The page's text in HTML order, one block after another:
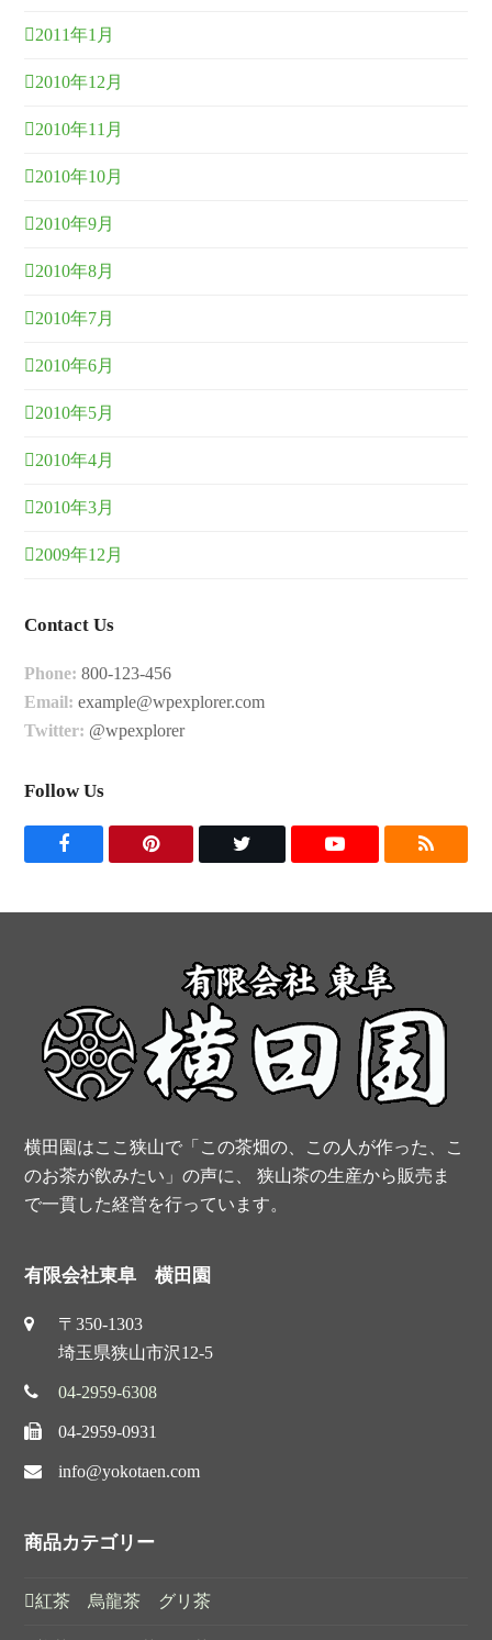
2011年1月
2010年12月
2010年11月
2010年10月
2010年9月
2010年8月
2010年7月
2010年6月
2010年5月
2010年4月
2010年3月
2009年12月
Contact Us
Phone: 800-123-456
Email: example@wpexplorer.com
Twitter: @wpexplorer
Follow Us
F
b
o
o
P
r
e
t
T
t
Y
t
b
e
R
横田園はここ狭山で「この茶畑の、この人が作った、こ
のお茶が飲みたい」の声に、 狭山茶の生産から販売ま
で一貫した経営を行っています。
有限会社東阜 横田園
〒350-1303
埼玉県狭山市沢12-5
04-2959-6308
04-2959-0931
info@yokotaen.com
商品カテゴリー
紅茶 烏龍茶 グリ茶